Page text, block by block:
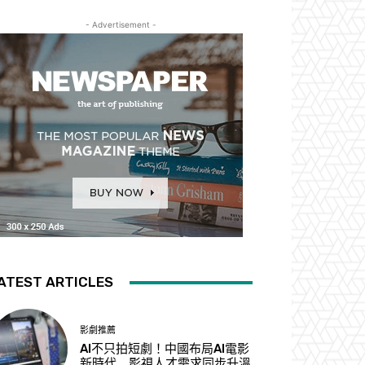
- Advertisement -
ARTICLES
影劇推薦
AI不只拍短劇！中國布局AI電影